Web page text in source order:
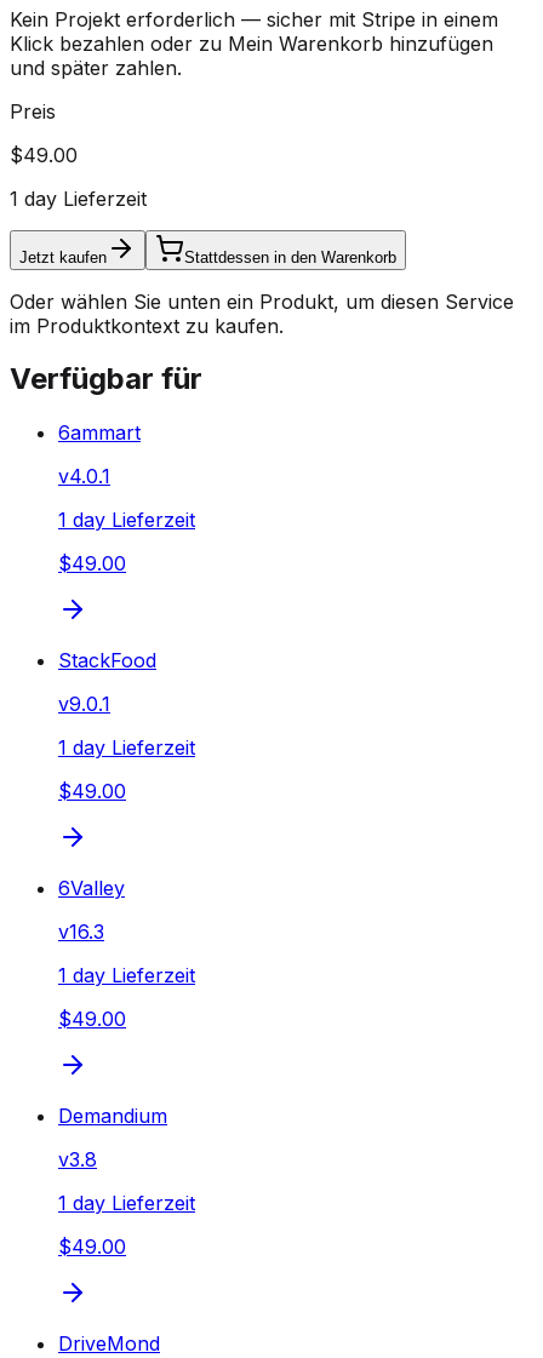
Kein Projekt erforderlich — sicher mit Stripe in einem
Klick bezahlen oder zu Mein Warenkorb hinzufügen
und später zahlen.
Preis
$49.00
1 day Lieferzeit
Jetzt kaufen Stattdessen in den Warenkorb
Oder wählen Sie unten ein Produkt, um diesen Service
im Produktkontext zu kaufen.
Verfügbar für
6ammart
v4.0.1
1 day Lieferzeit
$49.00
StackFood
v9.0.1
1 day Lieferzeit
$49.00
6Valley
v16.3
1 day Lieferzeit
$49.00
Demandium
v3.8
1 day Lieferzeit
$49.00
DriveMond